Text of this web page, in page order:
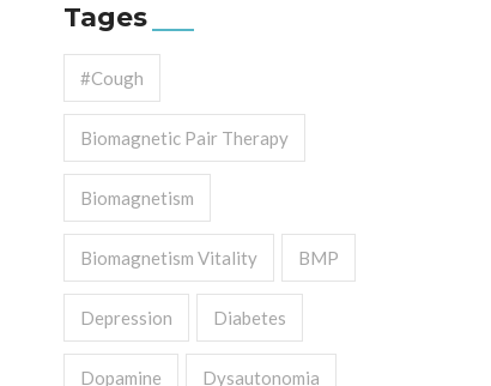
Tages
#cough
Biomagnetic Pair Therapy
Biomagnetism
Biomagnetism Vitality BMP
Depression Diabetes
Dopamine Dysautonomia